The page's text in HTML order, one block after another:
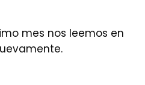
mes nos leemos en